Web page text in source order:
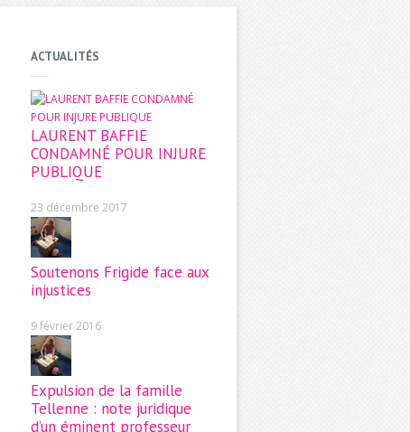
ACTUALITÉS
LAURENT BAFFIE
CONDAMNÉ POUR INJURE
PUBLIQUE
23 décembre 2017
Soutenons Frigide face aux
injustices
9 février 2016
Expulsion de la famille
Tellenne : note juridique
d’un éminent professeur